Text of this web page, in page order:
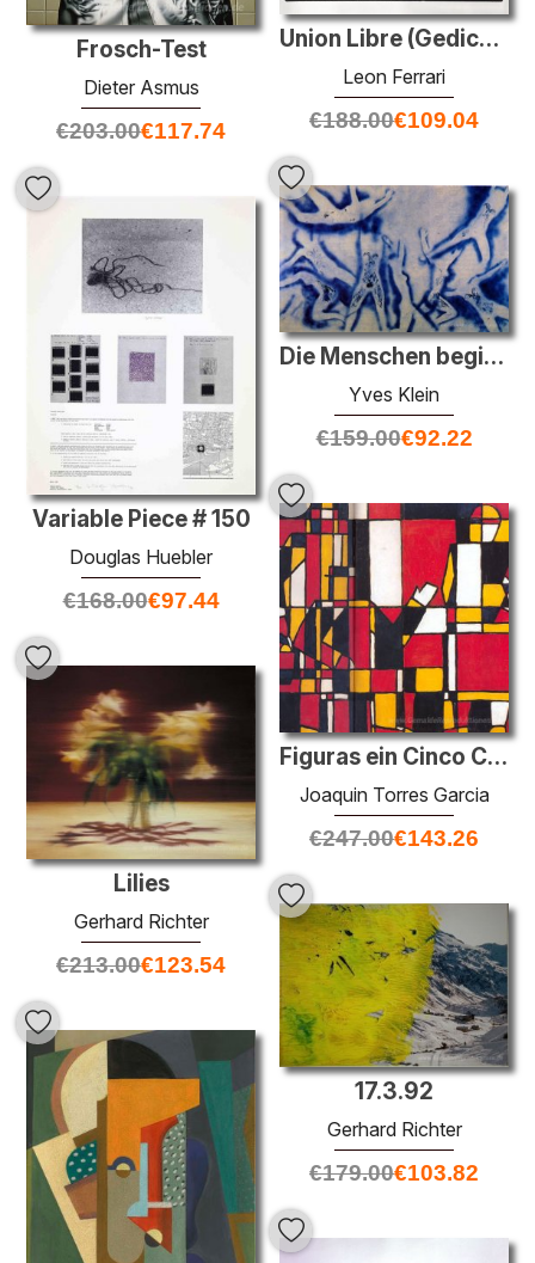
Frosch-Test
Dieter Asmus
€203.00€117.74
Union Libre (Gedicht von André Breton in Blindenschrift auf eine
Leon Ferrari
€188.00€109.04
Die Menschen beginnen zu fliegen
Yves Klein
€159.00€92.22
Variable Piece # 150
Douglas Huebler
€168.00€97.44
Figuras ein Cinco Colores
Joaquin Torres Garcia
€247.00€143.26
Lilies
Gerhard Richter
€213.00€123.54
17.3.92
Gerhard Richter
€179.00€103.82